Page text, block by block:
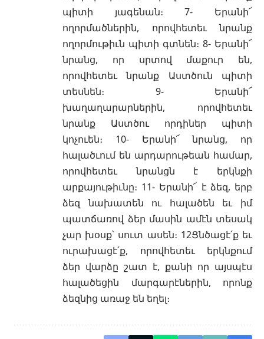
պիտի յագենան։ 7- Երանի՜
ողորմածներին, որովհետեւ նրանք
ողորմութիւն պիտի գտնեն։ 8- Երանի՜
նրանց, որ սրտով մաքուր են,
որովհետեւ նրանք Աստծուն պիտի
տեսնեն։ 9- Երանի՜
խաղաղարարներին, որովհետեւ
նրանք Աստծու որդիներ պիտի
կոչուեն։ 10- Երանի՜ նրանց, որ
հալածւում են արդարութեան համար,
որովհետեւ նրանցն է երկնքի
արքայութիւնը։ 11- Երանի՜ է ձեզ, երբ
ձեզ նախատեն ու հալածեն եւ իմ
պատճառով ձեր մասին ամէն տեսակ
չար խօսք՝ սուտ ասեն։ 12Ցնծացէ՛ք եւ
ուրախացէ՛ք, որովհետեւ երկնքում
ձեր վարձը շատ է, քանի որ այսպէս
հալածեցին մարգարէներին, որոնք
ձեզնից առաջ են եղել։